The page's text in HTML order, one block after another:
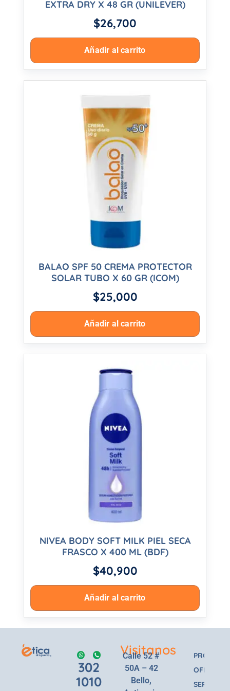
EXTRA DRY X 48 GR (UNILEVER)
$26,700
Añadir al carrito
BALAO SPF 50 CREMA PROTECTOR
SOLAR TUBO X 60 GR (ICOM)
$25,000
Añadir al carrito
NIVEA BODY SOFT MILK PIEL SECA
FRASCO X 400 ML (BDF)
$40,900
Añadir al carrito
302
1010
Visitanos
Calle 52 #
50A – 42
Bello,
OFERTAS
SERVICIOS